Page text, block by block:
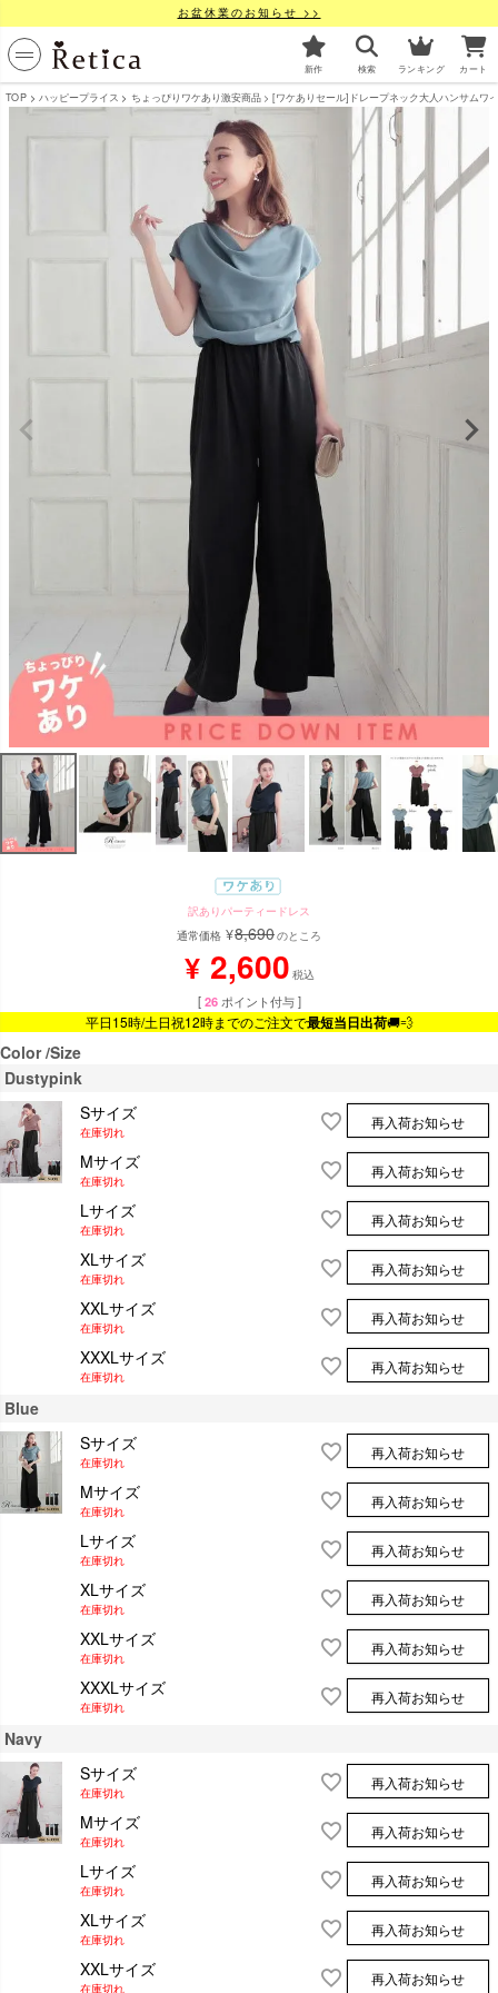
お盆休業のお知らせ >>
新作 検索 ランキング カート
TOP ハッピープライス ちょっぴりワケあり激安商品 [ワケありセール]ドレープネック大人ハンサムワ
訳ありパーティードレス
通常価格 ¥8,690のところ
¥ 2,600 税込
[ 26 ポイント付与 ]
平日15時/土日祝12時までのご注文で最短当日出荷🚚💨
Color Size
Dustypink
Sサイズ
在庫切れ
再入荷お知らせ
Mサイズ
在庫切れ
再入荷お知らせ
Lサイズ
在庫切れ
再入荷お知らせ
XLサイズ
在庫切れ
再入荷お知らせ
XXLサイズ
在庫切れ
再入荷お知らせ
XXXLサイズ
在庫切れ
再入荷お知らせ
Blue
Sサイズ
在庫切れ
再入荷お知らせ
Mサイズ
在庫切れ
再入荷お知らせ
Lサイズ
在庫切れ
再入荷お知らせ
XLサイズ
在庫切れ
再入荷お知らせ
XXLサイズ
在庫切れ
再入荷お知らせ
XXXLサイズ
在庫切れ
再入荷お知らせ
Navy
Sサイズ
在庫切れ
再入荷お知らせ
Mサイズ
在庫切れ
再入荷お知らせ
Lサイズ
在庫切れ
再入荷お知らせ
XLサイズ
在庫切れ
再入荷お知らせ
XXLサイズ
在庫切れ
再入荷お知らせ